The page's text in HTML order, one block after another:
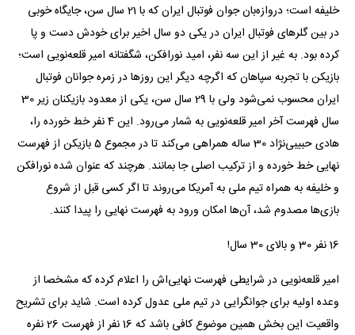
خلیفه است؛ دروازه‌بان جوان فوتبال ایران که با 21 سال سن، جایگاه خوبی
در بین گلرهای فوتبال ایران در یکی دو سال اخیر برای خودش دست و پا
کرده بود. به غیر از این سه نفر، امید نورافکن، شگفتانه امیر قلعه‌نویی است؛
بازیکن با تجربه سپاهان که اگرچه دیگر این روزها در زمره جوانان فوتبال
ایران محسوب نمی‌شود ولی با 29 سال سن، یکی از معدود بازیکنان زیر 30
سال فهرست آخر امیر قلعه‌نویی به شمار می‌رود. این 4 نفر خط خورده را،
هادی حبیبی‌نژاد 30 ساله همراهی می‌کند تا در مجموع 5 بازیکن از فهرست
نهایی خط خورده و از ترکیب اصلی جا بمانند. هرچند که عنوان شده نورافکن
و خلیفه به همراه تیم ملی به آمریکا می‌روند تا اگر کسی قبل از شروع
بازی‌ها مصدوم شد، آن‌ها امکان ورود به فهرست نهایی را پیدا کنند.
16 نفر 30 و بالای 30 سال!
امیر قلعه‌نویی در شرایطی فهرست نهایی‌اش را اعلام کرده که مشخصا از
وعده اولیه برای جوانگرایی در تیم ملی عدول کرده است. شاید برای تشریح
واقعیت این بخش همین موضوع کافی باشد که 16 نفر از فهرست 26 نفره